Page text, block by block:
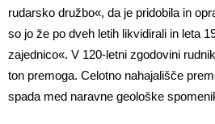
rudarsko družbo«, da je pridobila in
so jo že po dveh letih likvidirali in leta
zajednico«. V 120-letni zgodovini
ton premoga. Celotno nahajališče
spada med naravne geološke